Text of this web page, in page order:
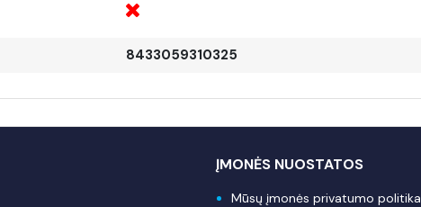
8433059310325
ĮMONĖS NUOSTATOS
Mūsų įmonės privatumo politika